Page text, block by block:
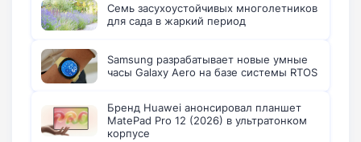
Семь засухоустойчивых многолетников
для сада в жаркий период
Samsung разрабатывает новые умные
часы Galaxy Aero на базе системы RTOS
Бренд Huawei анонсировал планшет
MatePad Pro 12 (2026) в ультратонком
корпусе